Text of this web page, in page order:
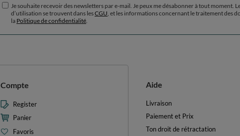
Je souhaite recevoir des newsletters par e-mail. Je peux me désabonner à tout moment.
d’utilisation se trouvent dans lesCGU , et les informations concernant le traitement des
la Politique de confidentialité
Compte
Register
Panier
Favoris
Aide
Livraison
Paiement et Prix
Ton droit de rétractation